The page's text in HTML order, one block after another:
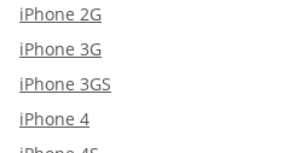
iPhone 2G
iPhone 3G
iPhone 3GS
iPhone 4